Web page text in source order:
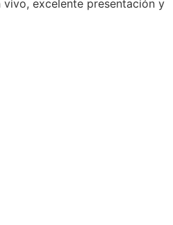
excelente presentación y